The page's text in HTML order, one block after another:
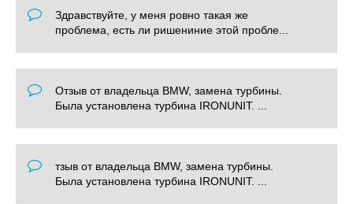
Здравствуйте, у меня ровно такая же
проблема, есть ли ришениние этой пробле...
Отзыв от владельца BMW, замена турбины.
Была установлена турбина IRONUNIT. ...
тзыв от владельца BMW, замена турбины.
Была установлена турбина IRONUNIT. ...